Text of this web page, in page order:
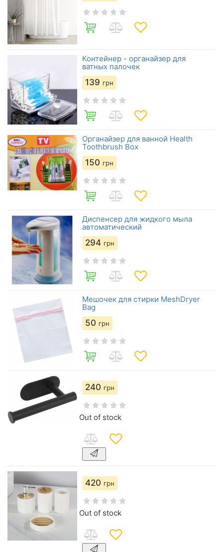
Контейнер - органайзер для
ватных палочек
139 грн
Органайзер для ванной Health
Toothbrush Box
150 грн
Диспенсер для жидкого мыла
автоматический
294 грн
Мешочек для стирки MeshDryer
Bag
50 грн
240 грн
Out of stock
420 грн
Out of stock